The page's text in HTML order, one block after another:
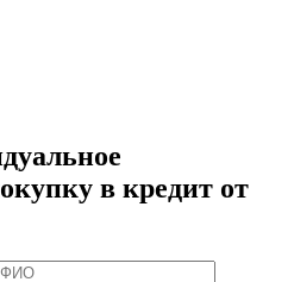
в кредит от